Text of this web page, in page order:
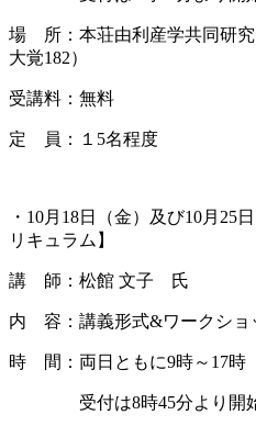
場 所：本荘由利産学共同研
大覚182）
受講料：無料
定 員：１5名程度
・10月18日（金）及び10月25
リキュラム】
講 師：松館 文子 氏
内 容：講義形式&ワークショ
時 間：両日ともに9時～17
受付は8時45分より開